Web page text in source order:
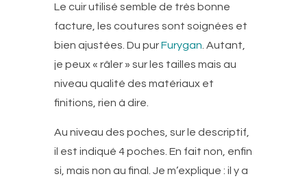
Le cuir utilisé semble de très bonne
facture, les coutures sont soignées et
bien ajustées. Du purFurygan . Autant,
je peux « râler » sur les tailles mais au
niveau qualité des matériaux et
finitions, rien à dire.
Au niveau des poches, sur le descriptif,
il est indiqué 4 poches. En fait non, enfin
si, mais non au final. Je m’explique : il y a